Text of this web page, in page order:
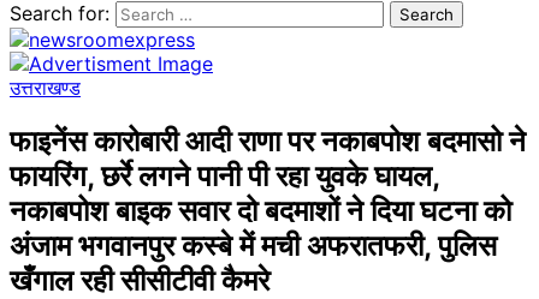
Search for:
उत्तराखण्ड
फाइनेंस कारोबारी आदी राणा पर नकाबपोश बदमासो ने
फायरिंग, छर्रे लगने पानी पी रहा युवके घायल,
नकाबपोश बाइक सवार दो बदमाशों ने दिया घटना को
अंजाम भगवानपुर कस्बे में मची अफरातफरी, पुलिस
खँगाल रही सीसीटीवी कैमरे